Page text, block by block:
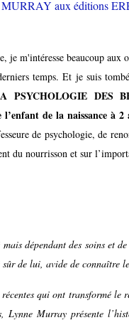
je m'intéresse beaucoup aux
temps. Et je suis
PSYCHOLOGIE DES
de la naissance à 2
de psychologie, de
du nourrisson et sur
dépendant des soins et
de lui, avide de connaître
récentes qui ont transformé
Lynne Murray présente